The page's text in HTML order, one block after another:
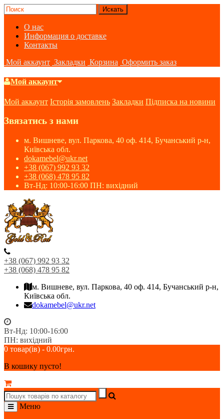
О нас
Информация о доставке
Контакты
Мой аккаунт Закладки Корзина Оформить заказ
Мой аккаунт
Мой аккаунт Історія замовлень Закладки Підписка на новини
Звязатись з нами
м. Вишневе, вул. Паркова, 40 оф. 414, Бучанський р-н,
Київська обл.
dokamebel@ukr.net
+38 (067) 992 93 32
+38 (068) 478 95 82
Вт-Нд: 10:00-16:00 ПН: вихідний
+38 (067) 992 93 32
+38 (068) 478 95 82
м. Вишневе, вул. Паркова, 40 оф. 414, Бучанський р-н,
Київська обл.
dokamebel@ukr.net
Вт-Нд: 10:00-16:00
ПН: вихідний
0 товар(ів) - 0.00грн.
В кошику пусто!
Меню